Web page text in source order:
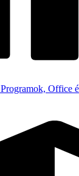
Programok, Office